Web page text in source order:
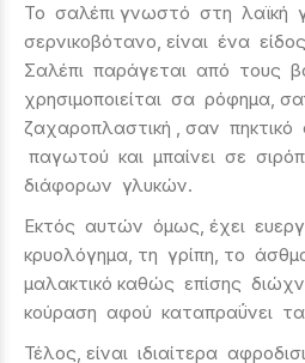
Το σαλέπι γνωστό στη λαϊκή
σερνικοβότανο, είναι ένα
Σαλέπι παράγεται από τους
χρησιμοποιείται σα ρόφημα,
ζαχαροπλαστική , σαν
παγωτού και μπαίνει σε
διάφορων γλυκών.
Εκτός αυτών όμως, έχει
κρυολόγημα, τη γρίπη, το
μαλακτικό καθώς επίσης
κούραση αφού καταπραΰνει
Τέλος, είναι ιδιαίτερα